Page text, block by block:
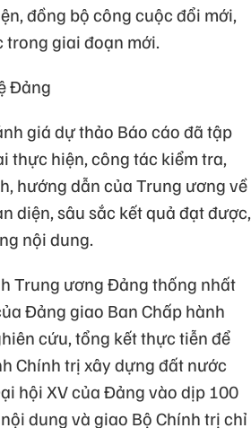
đồng bộ công cuộc đổi mới,
trong giai đoạn mới.
Đảng
giá dự thảo Báo cáo đã tập
thực hiện, công tác kiểm tra,
hướng dẫn của Trung ương về
diện, sâu sắc kết quả đạt được,
nội dung.
Trung ương Đảng thống nhất
Đảng giao Ban Chấp hành
cứu, tổng kết thực tiễn để
Chính trị xây dựng đất nước
hội XV của Đảng vào dịp 100
dung và giao Bộ Chính trị chỉ